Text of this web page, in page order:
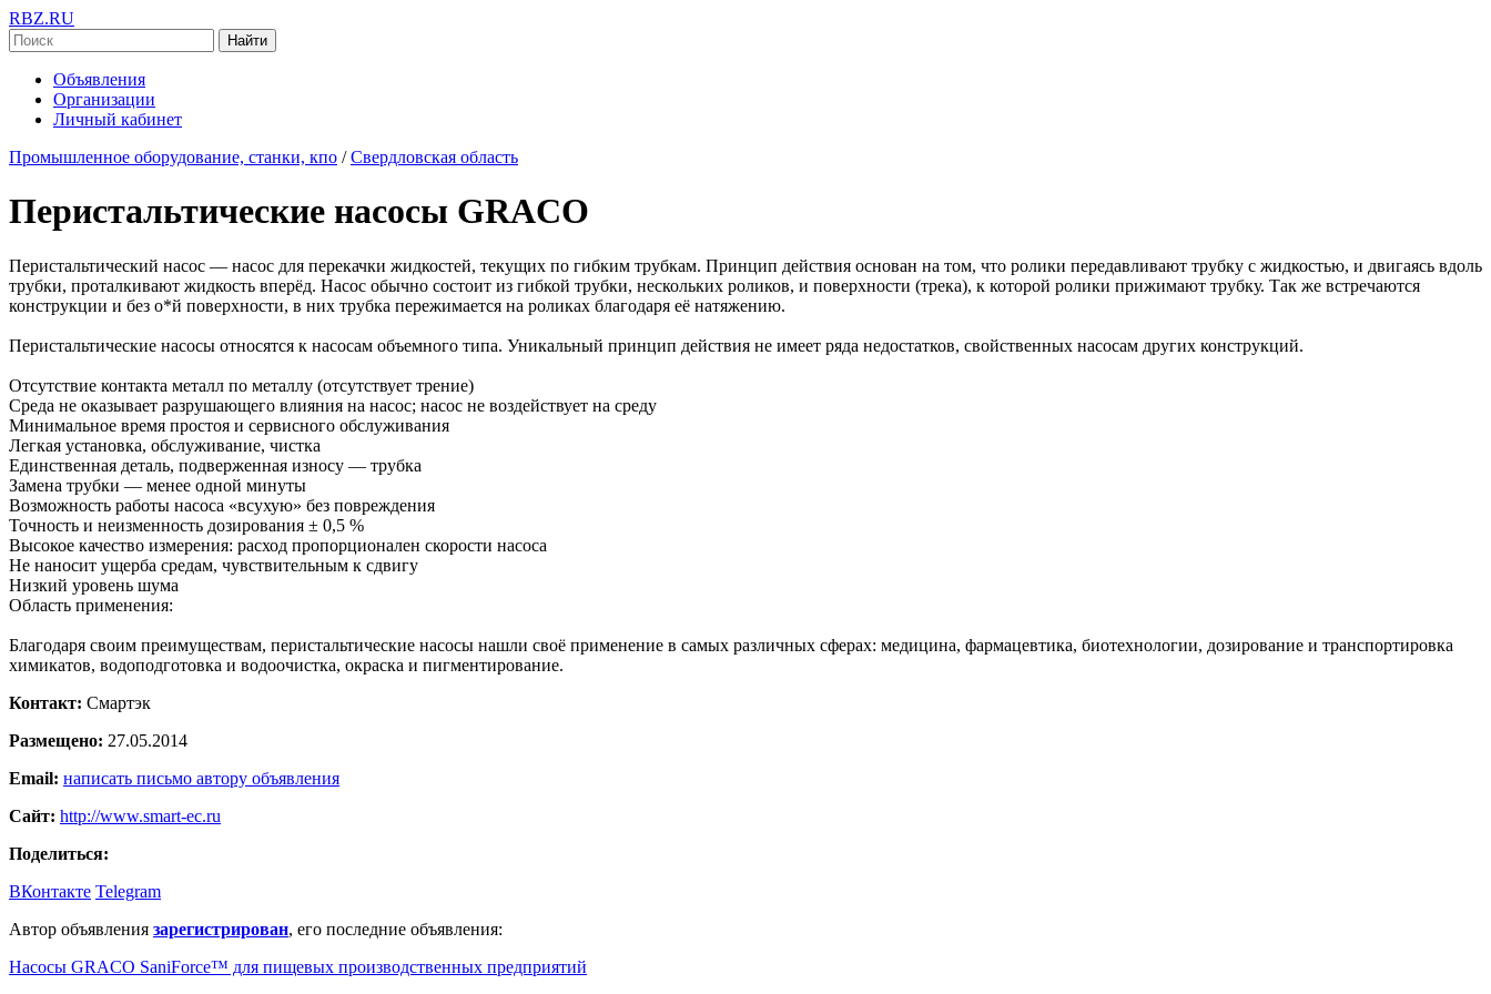
RBZ.RU
Найти
Объявления
Организации
Личный кабинет
Промышленное оборудование, станки, кпо / Свердловская область
Перистальтические насосы GRACO
Перистальтический насос — насос для перекачки жидкостей, текущих по гибким трубкам. Принцип действия основан на том, что ролики передавливают трубку с жидкостью, и двигаясь вдоль
трубки, проталкивают жидкость вперёд. Насос обычно состоит из гибкой трубки, нескольких роликов, и поверхности (трека), к которой ролики прижимают трубку. Так же встречаются
конструкции и без о*й поверхности, в них трубка пережимается на роликах благодаря её натяжению.
Перистальтические насосы относятся к насосам объемного типа. Уникальный принцип действия не имеет ряда недостатков, свойственных насосам других конструкций.
Отсутствие контакта металл по металлу (отсутствует трение)
Среда не оказывает разрушающего влияния на насос; насос не воздействует на среду
Минимальное время простоя и сервисного обслуживания
Легкая установка, обслуживание, чистка
Единственная деталь, подверженная износу — трубка
Замена трубки — менее одной минуты
Возможность работы насоса «всухую» без повреждения
Точность и неизменность дозирования ± 0,5 %
Высокое качество измерения: расход пропорционален скорости насоса
Не наносит ущерба средам, чувствительным к сдвигу
Низкий уровень шума
Область применения:
Благодаря своим преимуществам, перистальтические насосы нашли своё применение в самых различных сферах: медицина, фармацевтика, биотехнологии, дозирование и транспортировка
химикатов, водоподготовка и водоочистка, окраска и пигментирование.
Контакт: Смартэк
Размещено: 27.05.2014
Email: написать письмо автору объявления
Сайт: http://www.smart-ec.ru
Поделиться:
ВКонтакте Telegram
Автор объявления зарегистрирован, его последние объявления:
Насосы GRACO SaniForce™ для пищевых производственных предприятий